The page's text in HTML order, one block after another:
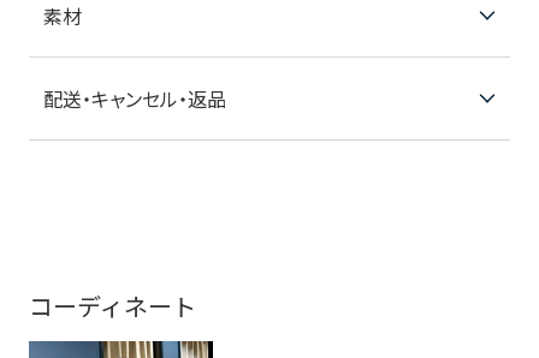
素材
配送・キャンセル・返品
コーディネート